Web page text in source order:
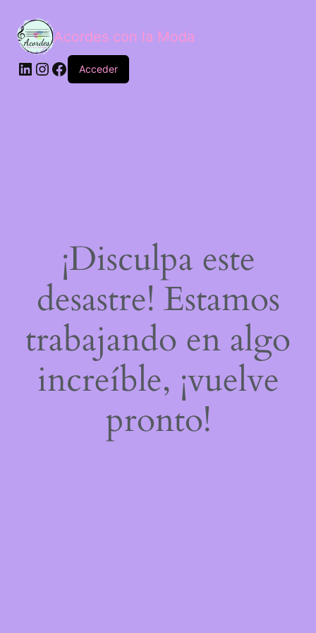
Acordes con la Moda
Acceder
¡Disculpa este
desastre! Estamos
trabajando en algo
increíble, ¡vuelve
pronto!